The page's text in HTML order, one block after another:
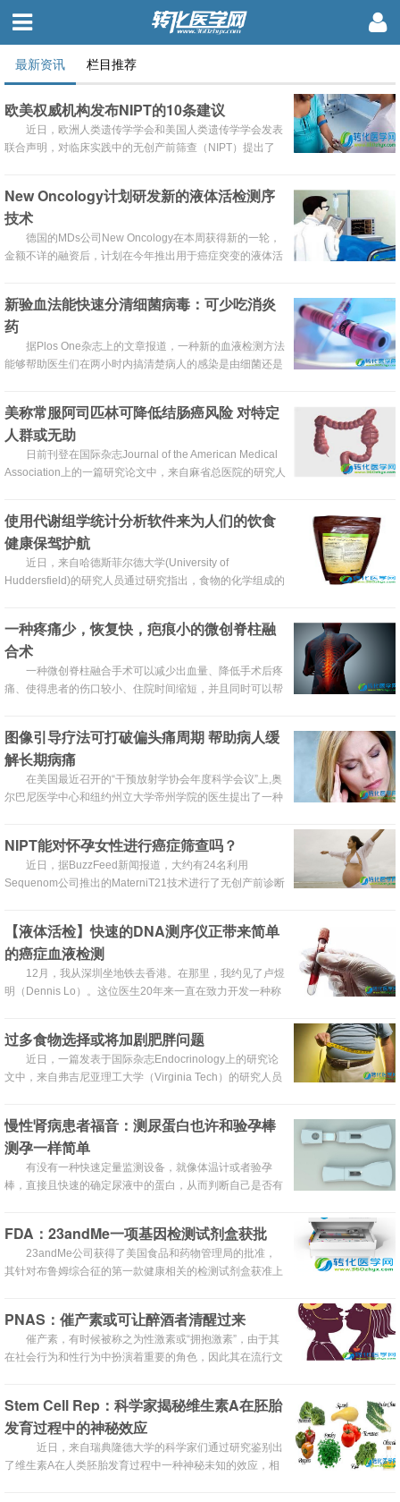
最新资讯 栏目推荐
欧美权威机构发布NIPT的10条建议
近日，欧洲人类遗传学学会和美国人类遗传学学会发表
联合声明，对临床实践中的无创产前筛查（NIPT）提出了
New Oncology计划研发新的液体活检测序
技术
德国的MDs公司New Oncology在本周获得新的一轮，
金额不详的融资后，计划在今年推出用于癌症突变的液体活
新验血法能快速分清细菌病毒：可少吃消炎
药
据Plos One杂志上的文章报道，一种新的血液检测方法
能够帮助医生们在两小时内搞清楚病人的感染是由细菌还是
美称常服阿司匹林可降低结肠癌风险 对特定
人群或无助
日前刊登在国际杂志Journal of the American Medical
Association上的一篇研究论文中，来自麻省总医院的研究人
的单核苷酸多态性(Single Nucleotide Polymorph Sims，
SNPs)的存在。
使用代谢组学统计分析软件来为人们的饮食
健康保驾护航
近日，来自哈德斯菲尔德大学(University of
Huddersfield)的研究人员通过研究指出，食物的化学组成的
胶是否来自于猪肉或牛肉，亦或者是奶酪制作者将能够精确
估计何时奶酪会制作好。
一种疼痛少，恢复快，疤痕小的微创脊柱融
合术
一种微创脊柱融合手术可以减少出血量、降低手术后疼
痛、使得患者的伤口较小、住院时间缩短，并且同时可以帮
创经椎间孔腰椎体间融合术（MIS-TLIF）。
图像引导疗法可打破偏头痛周期 帮助病人缓
解长期病痛
在美国最近召开的“干预放射学协会年度科学会议”上,奥
尔巴尼医学中心和纽约州立大学帝州学院的医生提出了一种
解痛苦,让头痛持续减轻,而且所需药物更少。
NIPT能对怀孕女性进行癌症筛查吗？
近日，据BuzzFeed新闻报道，大约有24名利用
Sequenom公司推出的MaterniT21技术进行了无创产前诊断
【液体活检】快速的DNA测序仪正带来简单
的癌症血液检测
12月，我从深圳坐地铁去香港。在那里，我约见了卢煜
明（Dennis Lo）。这位医生20年来一直在致力开发一种称
及其他癌症。
过多食物选择或将加剧肥胖问题
近日，一篇发表于国际杂志Endocrinology上的研究论
文中，来自弗吉尼亚理工大学（Virginia Tech）的研究人员
肥胖的节奏。
慢性肾病患者福音：测尿蛋白也许和验孕棒
测孕一样简单
有没有一种快速定量监测设备，就像体温计或者验孕
棒，直接且快速的确定尿液中的蛋白，从而判断自己是否有
FDA：23andMe一项基因检测试剂盒获批
23andMe公司获得了美国食品和药物管理局的批准，
其针对布鲁姆综合征的第一款健康相关的检测试剂盒获准上
PNAS：催产素或可让醉酒者清醒过来
催产素，有时候被称之为性激素或“拥抱激素”，由于其
在社会行为和性行为中扮演着重要的角色，因此其在流行文
会明显影响酒精对机体的麻醉效应。
Stem Cell Rep：科学家揭秘维生素A在胚胎
发育过程中的神秘效应
近日，来自瑞典隆德大学的科学家们通过研究鉴别出
了维生素A在人类胚胎发育过程中一种神秘未知的效应，相